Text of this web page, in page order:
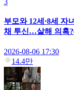
3
부모와 12세·8세 자
채 투신…살해 의혹
2026-08-06 17:30
14.4만